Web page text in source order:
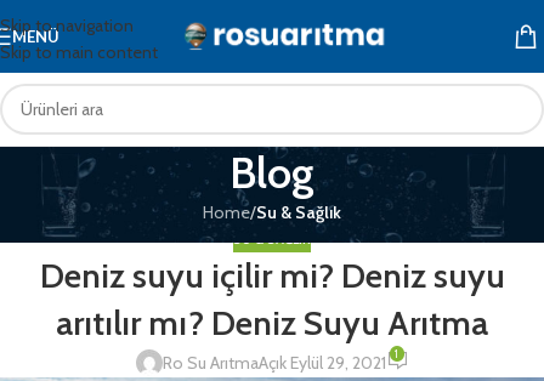
Skip to navigation
Skip to main content
MENÜ
Blog
Home/Su & Sağlık
SU & SAĞLIK
Deniz suyu içilir mi? Deniz suyu
arıtılır mı? Deniz Suyu Arıtma
Ro Su ArıtmaAçık Eylül 29, 2021 1